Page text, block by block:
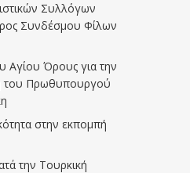
Συλλόγων
Συνδέσμου Φίλων
Αγίου Όρους για την
του Πρωθυπουργού
στην εκπομπή
την Τουρκική